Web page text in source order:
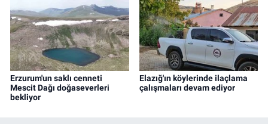
Erzurum'un saklı cenneti
Mescit Dağı doğaseverleri
bekliyor
Elazığ'ın köylerinde ilaçlama
çalışmaları devam ediyor